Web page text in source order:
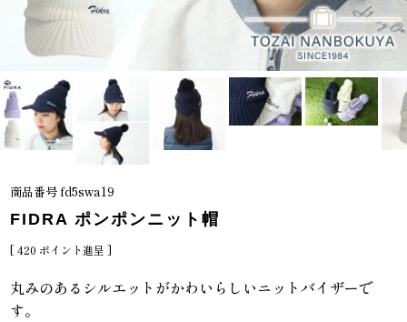
商品番号fd5swa19
FIDRA ポンポンニット帽
[420 ポイント進呈 ]
丸みのあるシルエットがかわいらしいニットバイザーで
す。